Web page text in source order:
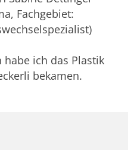
Fachgebiet:
ich das Plastik
bekamen.